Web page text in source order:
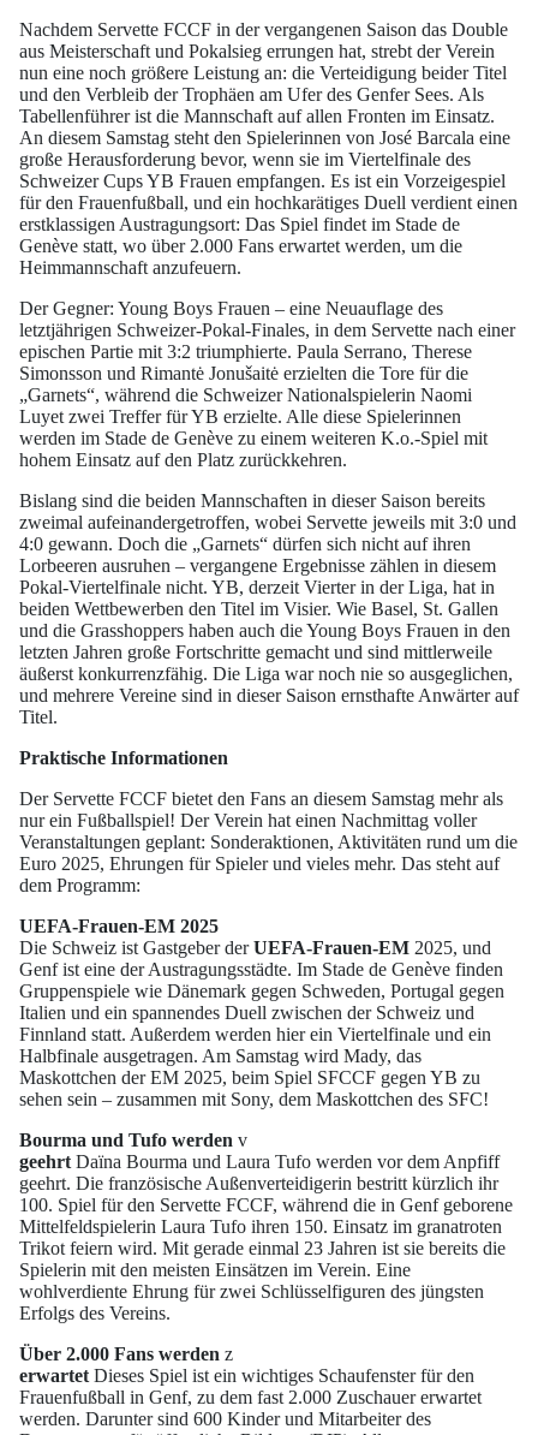
Nachdem Servette FCCF in der vergangenen Saison das Double
aus Meisterschaft und Pokalsieg errungen hat, strebt der Verein
nun eine noch größere Leistung an: die Verteidigung beider Titel
und den Verbleib der Trophäen am Ufer des Genfer Sees. Als
Tabellenführer ist die Mannschaft auf allen Fronten im Einsatz.
An diesem Samstag steht den Spielerinnen von José Barcala eine
große Herausforderung bevor, wenn sie im Viertelfinale des
Schweizer Cups YB Frauen empfangen. Es ist ein Vorzeigespiel
für den Frauenfußball, und ein hochkarätiges Duell verdient einen
erstklassigen Austragungsort: Das Spiel findet im Stade de
Genève statt, wo über 2.000 Fans erwartet werden, um die
Heimmannschaft anzufeuern.
Der Gegner: Young Boys Frauen – eine Neuauflage des
letztjährigen Schweizer-Pokal-Finales, in dem Servette nach einer
epischen Partie mit 3:2 triumphierte. Paula Serrano, Therese
Simonsson und Rimantė Jonušaitė erzielten die Tore für die
„Garnets“, während die Schweizer Nationalspielerin Naomi
Luyet zwei Treffer für YB erzielte. Alle diese Spielerinnen
werden im Stade de Genève zu einem weiteren K.o.-Spiel mit
hohem Einsatz auf den Platz zurückkehren.
Bislang sind die beiden Mannschaften in dieser Saison bereits
zweimal aufeinandergetroffen, wobei Servette jeweils mit 3:0 und
4:0 gewann. Doch die „Garnets“ dürfen sich nicht auf ihren
Lorbeeren ausruhen – vergangene Ergebnisse zählen in diesem
Pokal-Viertelfinale nicht. YB, derzeit Vierter in der Liga, hat in
beiden Wettbewerben den Titel im Visier. Wie Basel, St. Gallen
und die Grasshoppers haben auch die Young Boys Frauen in den
letzten Jahren große Fortschritte gemacht und sind mittlerweile
äußerst konkurrenzfähig. Die Liga war noch nie so ausgeglichen,
und mehrere Vereine sind in dieser Saison ernsthafte Anwärter auf
Titel.
Praktische Informationen
Der Servette FCCF bietet den Fans an diesem Samstag mehr als
nur ein Fußballspiel! Der Verein hat einen Nachmittag voller
Veranstaltungen geplant: Sonderaktionen, Aktivitäten rund um die
Euro 2025, Ehrungen für Spieler und vieles mehr. Das steht auf
dem Programm:
UEFA-Frauen-EM 2025
Die Schweiz ist Gastgeber derUEFA-Frauen-EM 2025, und
Genf ist eine der Austragungsstädte. Im Stade de Genève finden
Gruppenspiele wie Dänemark gegen Schweden, Portugal gegen
Italien und ein spannendes Duell zwischen der Schweiz und
Finnland statt. Außerdem werden hier ein Viertelfinale und ein
Halbfinale ausgetragen. Am Samstag wird Mady, das
Maskottchen der EM 2025, beim Spiel SFCCF gegen YB zu
sehen sein – zusammen mit Sony, dem Maskottchen des SFC!
Bourma und Tufo werden v
geehrt Daïna Bourma und Laura Tufo werden vor dem Anpfiff
geehrt. Die französische Außenverteidigerin bestritt kürzlich ihr
100. Spiel für den Servette FCCF, während die in Genf geborene
Mittelfeldspielerin Laura Tufo ihren 150. Einsatz im granatroten
Trikot feiern wird. Mit gerade einmal 23 Jahren ist sie bereits die
Spielerin mit den meisten Einsätzen im Verein. Eine
wohlverdiente Ehrung für zwei Schlüsselfiguren des jüngsten
Erfolgs des Vereins.
Über 2.000 Fans werden z
erwartet Dieses Spiel ist ein wichtiges Schaufenster für den
Frauenfußball in Genf, zu dem fast 2.000 Zuschauer erwartet
werden. Darunter sind 600 Kinder und Mitarbeiter des